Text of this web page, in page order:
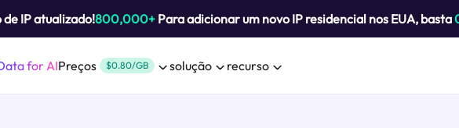
IP atualizado!800,000+ Para adicionar um novo IP residencial nos EUA, basta
for AIPreços $0.80/GB solução recurso